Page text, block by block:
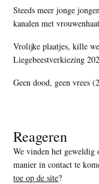
Steeds meer jonge
kanalen met
Vrolijke plaatjes, kille
Liegebeestverkiezing
Geen dood, geen vrees
Reageren
We vinden het geweldig
manier in contact te
toe op de site?